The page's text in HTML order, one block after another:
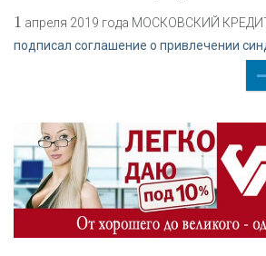
1 апреля 2019 года МОСКОВСКИЙ
подписал соглашение о привлечении